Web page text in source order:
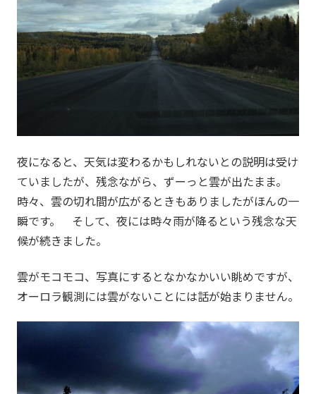
夜になると、天気は変わるかもしれないとの説明は受け
ていましたが、残念ながら、ずーっと雲が出たまま。
時々、雲の切れ間が広がるときもありましたがほんの一
瞬です。 そして、夜には時々雨が降るという残念な天
候が続きました。
雲がモコモコ、写真にするとなかなかいい眺めですが、
オーロラ観測には雲がないことには話が始まりません。